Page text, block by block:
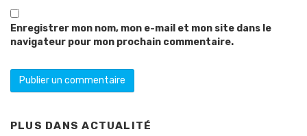
Enregistrer mon nom, mon e-mail et mon site dans le
navigateur pour mon prochain commentaire.
PLUS DANSACTUALITÉ